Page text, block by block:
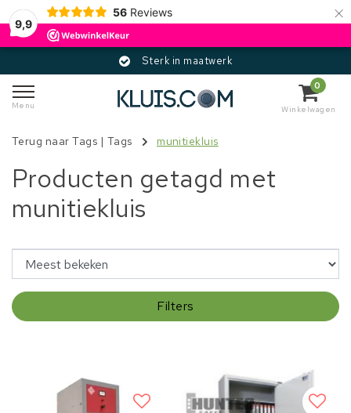
9,9
56 Reviews ×
Sterk in maatwerk
Menu
0
Winkelwagen
Terug naar Tags | Tags munitiekluis
Producten getagd met
munitiekluis
Filters